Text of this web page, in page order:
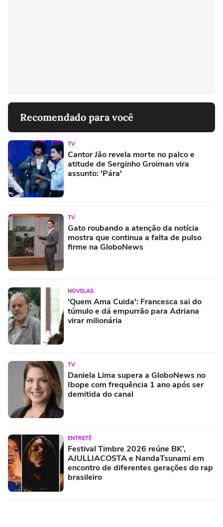
Recomendado para você
TV
Cantor Jão revela morte no palco e
atitude de Serginho Groiman vira
assunto: 'Pára'
TV
Gato roubando a atenção da notícia
mostra que continua a falta de pulso
firme na GloboNews
NOVELAS
'Quem Ama Cuida': Francesca sai do
túmulo e dá empurrão para Adriana
virar milionária
TV
Daniela Lima supera a GloboNews no
Ibope com frequência 1 ano após ser
demitida do canal
ENTRETÊ
Festival Timbre 2026 reúne BK’,
AJULLIACOSTA e NandaTsunami em
encontro de diferentes gerações do rap
brasileiro